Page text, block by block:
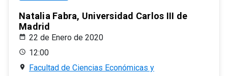
Natalia Fabra, Universidad Carlos III de
Madrid
22 de Enero de 2020
12:00
Facultad de Ciencias Económicas y